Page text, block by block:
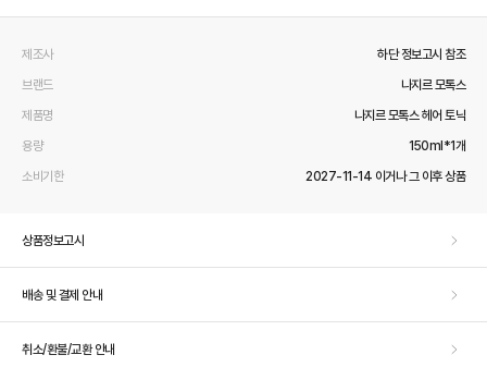
제조사
하단 정보고시 참조
브랜드
나지르 모톡스
제품명
나지르 모톡스 헤어 토닉
용량
150ml*1개
소비기한
2027-11-14 이거나 그 이후 상품
상품정보고시
배송 및 결제 안내
취소/환불/교환 안내